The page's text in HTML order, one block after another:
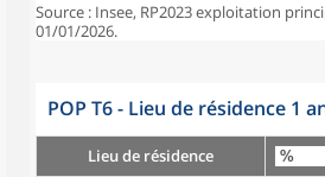
Source : Insee, RP2023 exploitation
01/01/2026.
POP T6 - Lieu de résidence 1
Lieu de résidence